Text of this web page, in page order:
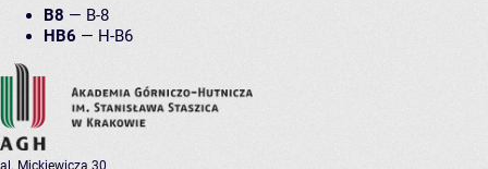
B8 — B-8
HB6 — H-B6
al. Mickiewicza 30